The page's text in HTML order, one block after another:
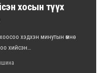
хосын түүх
хэдхэн минутын өмнө
хийсэн…